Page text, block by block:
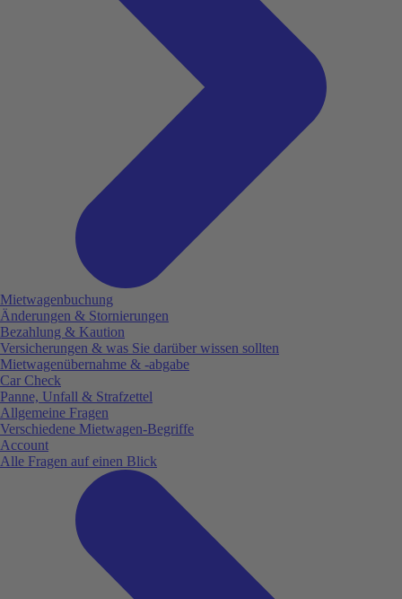
Mietwagenbuchung
Änderungen & Stornierungen
Bezahlung & Kaution
Versicherungen & was Sie darüber wissen sollten
Mietwagenübernahme & -abgabe
Car Check
Panne, Unfall & Strafzettel
Allgemeine Fragen
Verschiedene Mietwagen-Begriffe
Account
Alle Fragen auf einen Blick